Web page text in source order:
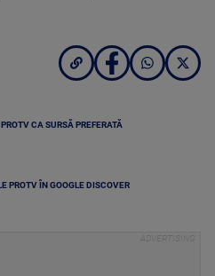
CA SURSĂ PREFERATĂ
PROTV ÎN GOOGLE DISCOVER